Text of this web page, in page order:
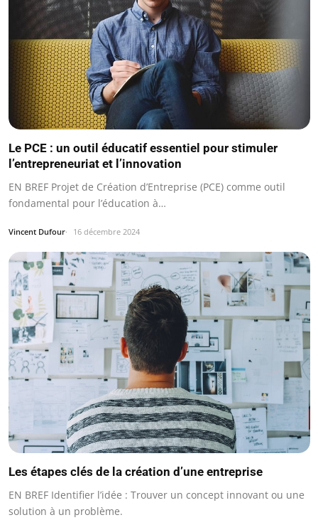
Le PCE : un outil éducatif essentiel pour stimuler
l’entrepreneuriat et l’innovation
EN BREF Projet de Création d’Entreprise (PCE) comme outil
fondamental pour l’éducation à…
Vincent Dufour 16 décembre 2024
Les étapes clés de la création d’une entreprise
EN BREF Identifier l’idée : Trouver un concept innovant ou une
solution à un problème.